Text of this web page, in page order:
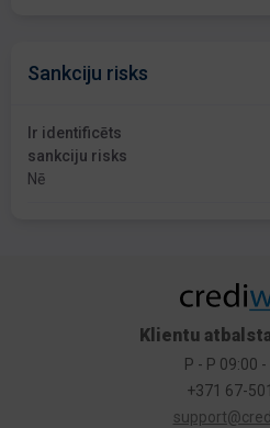
Sankciju risks
Ir identificēts
sankciju risks
Nē
Klientu
P - P 09:00
+371 67-